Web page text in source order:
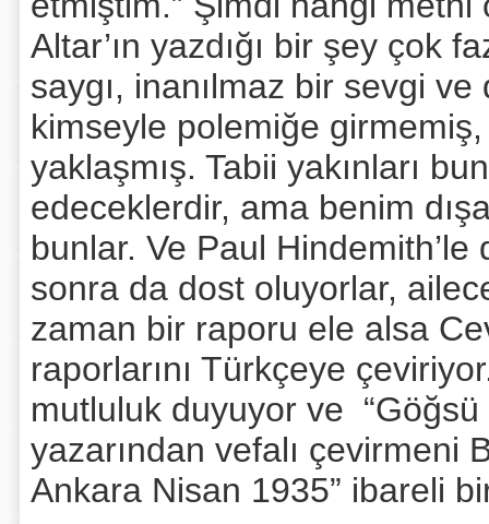
Altar’ın yazdığı bir şey çok
saygı, inanılmaz bir sevgi
kimseyle polemiğe
yaklaşmış. Tabii yakınları
edeceklerdir, ama benim
bunlar. Ve Paul
sonra da dost oluyorlar,
zaman bir raporu ele alsa
raporlarını Türkçeye
mutluluk duyuyor ve
yazarından vefalı çevirmeni
Ankara Nisan 1935” ibareli